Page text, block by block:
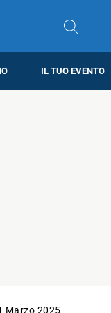
IL TUO EVENTO